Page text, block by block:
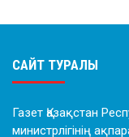
САЙТ ТУРАЛЫ
Газет Қазақстан
министрлігінің